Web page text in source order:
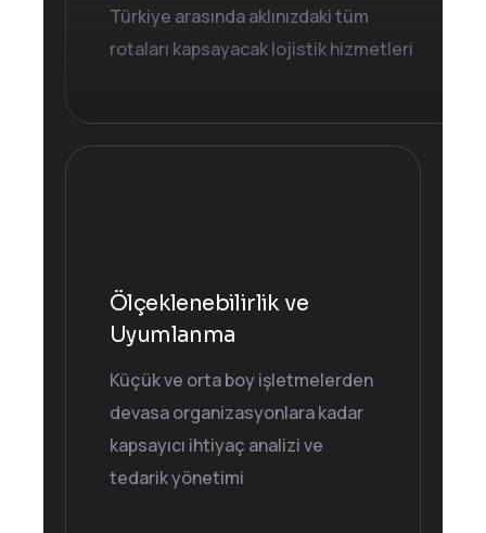
Türkiye arasında aklınızdaki tüm
rotaları kapsayacak lojistik hizmetleri
Ölçeklenebilirlik ve
Uyumlanma
Küçük ve orta boy işletmelerden
devasa organizasyonlara kadar
kapsayıcı ihtiyaç analizi ve
tedarik yönetimi